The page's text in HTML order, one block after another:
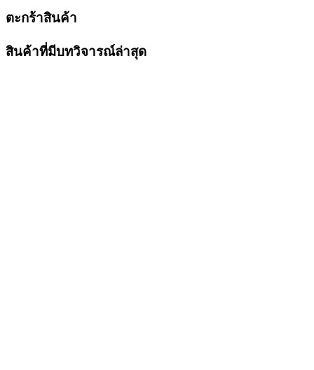
ตะกร้าสินค้า
สินค้าที่มีบทวิจารณ์ล่าสุด